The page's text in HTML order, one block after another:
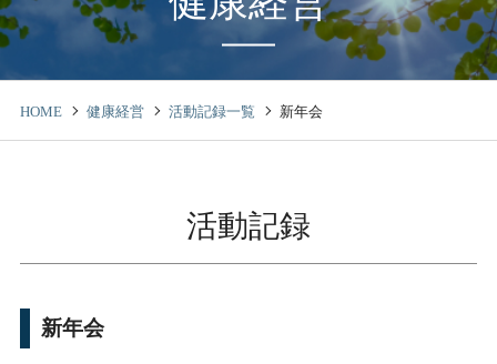
HOME 健康経営 活動記録一覧 新年会
活動記録
新年会